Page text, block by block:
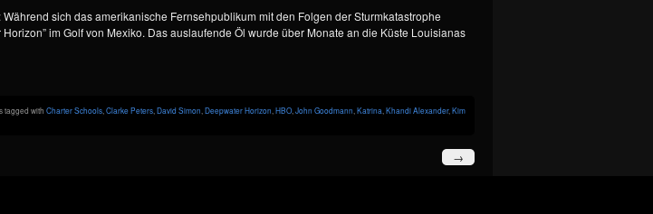
sich das amerikanische Fernsehpublikum mit den Folgen der Sturmkatastrophe
im Golf von Mexiko. Das auslaufende Öl wurde über Monate an die Küste Louisianas
tagged with Charter Schools Clarke Peters David Simon Deepwater Horizon HBO, John Goodmann Katrina Khandi Alexander, Kim
→